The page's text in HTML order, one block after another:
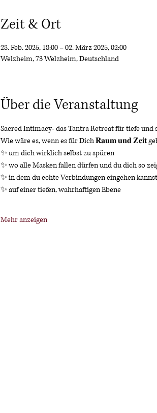
Zeit & Ort
28. Feb. 2025, 18:00 – 02. März 2025, 02:00
Welzheim, 73 Welzheim, Deutschland
Über die Veranstaltung
Sacred Intimacy- das Tantra Retreat für tiefe
Wie wäre es, wenn es für Dich 𝐑𝐚𝐮𝐦 𝐮𝐧𝐝 𝐙𝐞𝐢𝐭
✨ um dich wirklich selbst zu spüren
✨ wo alle Masken fallen dürfen und du dich so
✨ in dem du echte Verbindungen eingehen kannst
✨ auf einer tiefen, wahrhaftigen Ebene
Mehr anzeigen